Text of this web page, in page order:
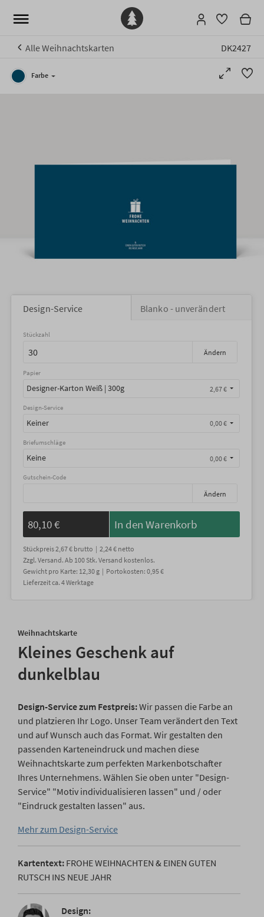
Alle Weihnachtskarten DK2427
Farbe
Design-Service Blanko - unverändert
Stückzahl
Ändern
Papier
Designer-Karton Weiß | 300g 2,67 €
Design-Service
Keiner 0,00 €
Briefumschläge
Keine 0,00 €
Gutschein-Code
Ändern
80,10 € In den Warenkorb
Stückpreis2,67 € brutto | 2,24 € netto
Zzgl. Versand. Ab 100 Stk. Versand kostenlos.
Gewicht pro Karte: 12,30 g | Portokosten: 0,95 €
Lieferzeitca. 4Werktage
Weihnachtskarte
Kleines Geschenk auf
dunkelblau
Design-Service zum Festpreis:Wir passen die Farbe an
und platzieren Ihr Logo. Unser Team verändert den Text
und auf Wunsch auch das Format. Wir gestalten den
passenden Karteneindruck und machen diese
Weihnachtskarte zum perfekten Markenbotschafter
Ihres Unternehmens. Wählen Sie oben unter "Design-
Service" "Motiv individualisieren lassen" und / oder
"Eindruck gestalten lassen" aus.
Mehr zum Design-Service
Kartentext: FROHE WEIHNACHTEN & EINEN GUTEN
RUTSCH INS NEUE JAHR
Design: